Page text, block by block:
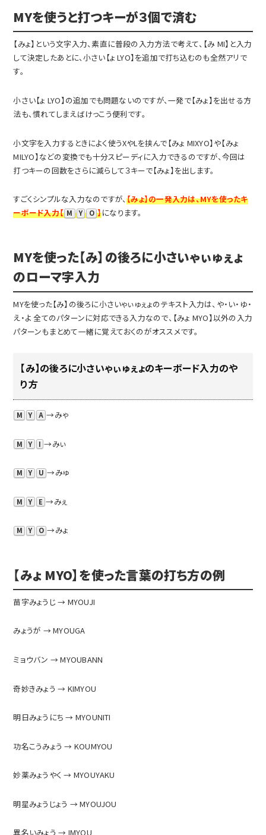
MYを使うと打つキーが３個で済む
【みょ】という文字入力、素直に普段の入力方法で考えて、【み MI】と入力
して決定したあとに、小さい【ょ LYO】を追加で打ち込むのも全然アリで
す。
小さい【ょ LYO】の追加でも問題ないのですが、一発で【みょ】を出せる方
法も、慣れてしまえばけっこう便利です。
小文字を入力するときによく使うXやLを挟んで【みょ MIXYO】や【みょ
MILYO】などの変換でも十分スピーディに入力できるのですが、今回は
打つキーの回数をさらに減らして３キーで【みょ】を出します。
すごくシンプルな入力なのですが、【みょ】の一発入力は、MYを使ったキ
ーボード入力【 M Y O 】になります。
MYを使った【み】の後ろに小さいゃぃゅぇょ
のローマ字入力
MYを使った【み】の後ろに小さいゃぃゅぇょのテキスト入力は、や・い・ゆ・
え・よ 全てのパターンに対応できる入力なので、【みょ MYO】以外の入力
パターンもまとめて一緒に覚えておくのがオススメです。
【み】の後ろに小さいゃぃゅぇょのキーボード入力のや
り方
M Y A →みゃ
M Y I →みぃ
M Y U →みゅ
M Y E →みぇ
M Y O →みょ
【みょ MYO】を使った言葉の打ち方の例
苗字みょうじ → MYOUJI
みょうが → MYOUGA
ミョウバン → MYOUBANN
奇妙きみょう → KIMYOU
明日みょうにち → MYOUNITI
功名こうみょう → KOUMYOU
妙薬みょうやく → MYOUYAKU
明星みょうじょう → MYOUJOU
異名いみょう → IMYOU